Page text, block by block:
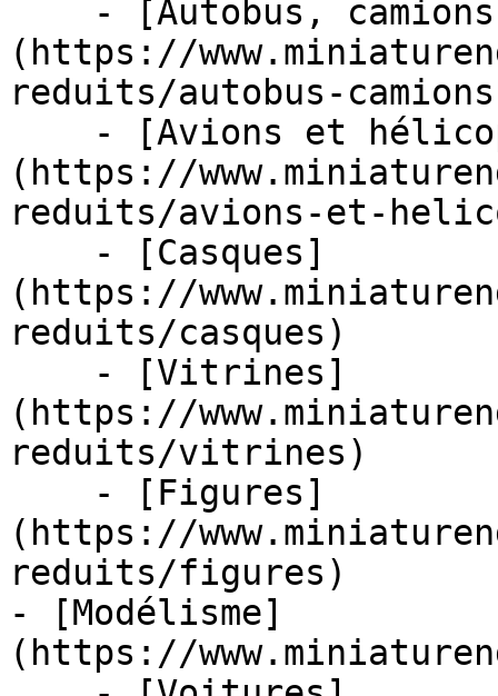
(https://
reduits/autobus-
(https://
reduits/avions-et-
(https://
reduits/casques)
(https://
reduits/vitrines)
(https://
reduits/figures)
- [Modélisme]
(https://